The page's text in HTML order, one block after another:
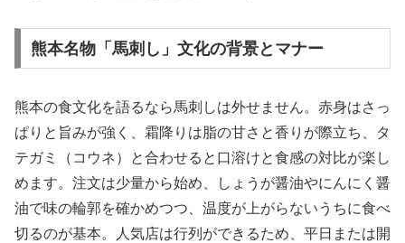
熊本名物「馬刺し」文化の背景とマナー
熊本の食文化を語るなら馬刺しは外せません。赤身はさっ
ぱりと旨みが強く、霜降りは脂の甘さと香りが際立ち、タ
テガミ（コウネ）と合わせると口溶けと食感の対比が楽し
めます。注文は少量から始め、しょうが醤油やにんにく醤
油で味の輪郭を確かめつつ、温度が上がらないうちに食べ
切るのが基本。人気店は行列ができるため、平日または開